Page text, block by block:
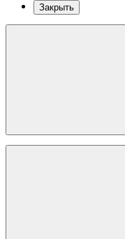
Закрыть